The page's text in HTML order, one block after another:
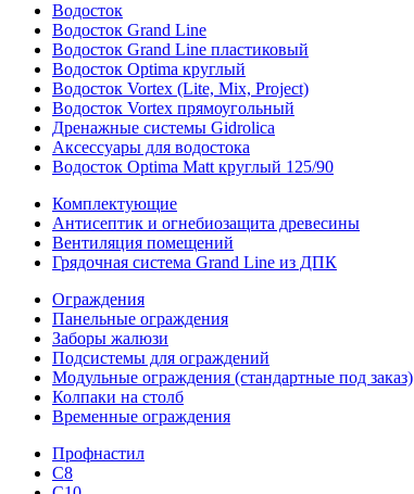
Водосток
Водосток Grand Line
Водосток Grand Line пластиковый
Водосток Optima круглый
Водосток Vortex (Lite, Mix, Project)
Водосток Vortex прямоугольный
Дренажные системы Gidrolica
Аксессуары для водостока
Водосток Optima Matt круглый 125/90
Комплектующие
Антисептик и огнебиозащита древесины
Вентиляция помещений
Грядочная система Grand Line из ДПК
Ограждения
Панельные ограждения
Заборы жалюзи
Подсистемы для ограждений
Модульные ограждения (стандартные под заказ)
Колпаки на столб
Временные ограждения
Профнастил
С8